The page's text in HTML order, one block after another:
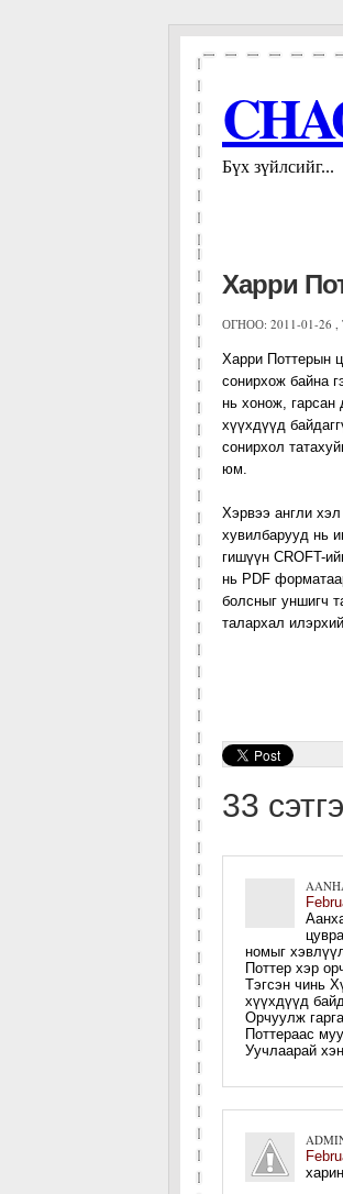
Бүх зүйлсийг...
Харри
ОГНОО: 2011-01-26
Харри Поттерын
сонирхож байна
нь хонож, гарсан
хүүхдүүд
сонирхол
юм.
Хэрвээ англи
хувилбарууд нь
гишүүн CROFT-
нь PDF
болсныг уншигч
талархал
33
номыг
Поттер хэр
Тэгсэн чинь
хүүхдүүд
Орчуулж
Поттераас
Уучлаарай